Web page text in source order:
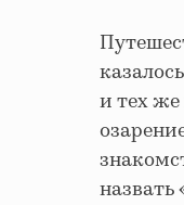
и тех